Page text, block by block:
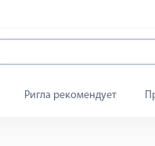
Ригла рекомендует